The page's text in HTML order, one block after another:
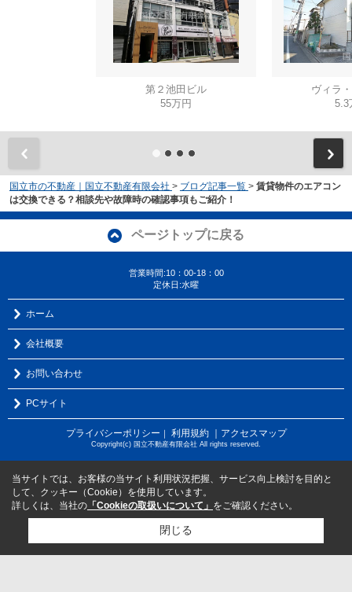
第２池田ビル
55万円
ヴィラ
5.3
国立市の不動産｜国立不動産有限会社 > ブログ記事一覧 > 賃貸物件のエアコン
は交換できる？相談先や故障時の確認事項もご紹介！
ページトップに戻る
営業時間:10：00-18：00
定休日:水曜
ホーム
会社概要
お問い合わせ
PCサイト
プライバシーポリシー ｜ 利用規約 ｜アクセスマップ
Copyright(c) 国立不動産有限会社 All rights reserved.
当サイトでは、お客様の当サイト利用状況把握、サービス向上検討を目的と
して、クッキー（Cookie）を使用しています。
詳しくは、当社の 「Cookieの取扱いについて」 をご確認ください。
閉じる